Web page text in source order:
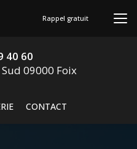
40 60
09000 Foix
CONTACT
Rappel gratuit